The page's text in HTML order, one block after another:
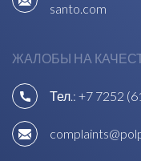
santo.com
ЖАЛОБЫ НА
Тел.: +7 7252